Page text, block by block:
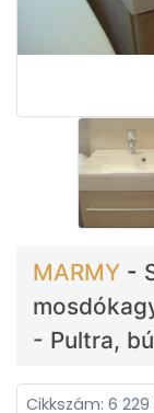
MARMY -
- Pultra,
Cikkszám: 6 229